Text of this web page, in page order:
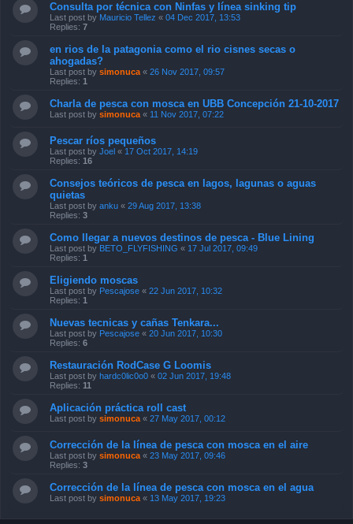
Consulta por técnica con Ninfas y línea sinking tip
Last post by Mauricio Tellez « 04 Dec 2017, 13:53
Replies: 7
en rios de la patagonia como el rio cisnes secas o
ahogadas?
Last post by simonuca « 26 Nov 2017, 09:57
Replies: 1
Charla de pesca con mosca en UBB Concepción 21-10-2017
Last post by simonuca « 11 Nov 2017, 07:22
Pescar ríos pequeños
Last post by Joel « 17 Oct 2017, 14:19
Replies: 16
Consejos teóricos de pesca en lagos, lagunas o aguas
quietas
Last post by anku « 29 Aug 2017, 13:38
Replies: 3
Como llegar a nuevos destinos de pesca - Blue Lining
Last post by BETO_FLYFISHING « 17 Jul 2017, 09:49
Replies: 1
Eligiendo moscas
Last post by Pescajose « 22 Jun 2017, 10:32
Replies: 1
Nuevas tecnicas y cañas Tenkara...
Last post by Pescajose « 20 Jun 2017, 10:30
Replies: 6
Restauración RodCase G Loomis
Last post by hardc0lic0o0 « 02 Jun 2017, 19:48
Replies: 11
Aplicación práctica roll cast
Last post by simonuca « 27 May 2017, 00:12
Corrección de la línea de pesca con mosca en el aire
Last post by simonuca « 23 May 2017, 09:46
Replies: 3
Corrección de la línea de pesca con mosca en el agua
Last post by simonuca « 13 May 2017, 19:23